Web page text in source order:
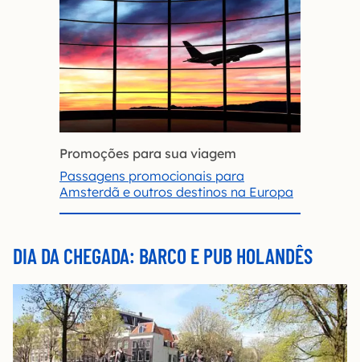
Promoções para sua viagem
Passagens promocionais para
Amsterdã e outros destinos na Europa
DIA DA CHEGADA: BARCO E PUB HOLANDÊS